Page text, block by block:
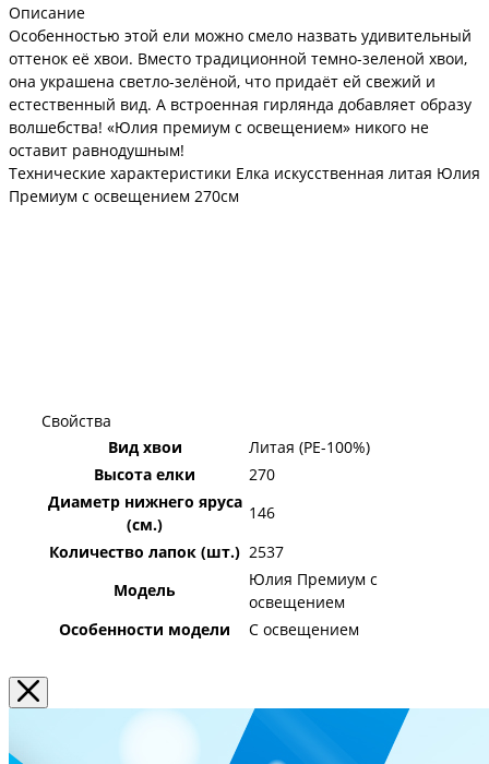
Описание
Особенностью этой ели можно смело назвать удивительный
оттенок её хвои. Вместо традиционной темно-зеленой хвои,
она украшена светло-зелёной, что придаёт ей свежий и
естественный вид. А встроенная гирлянда добавляет образу
волшебства! «Юлия премиум с освещением» никого не
оставит равнодушным!
Технические характеристики Елка искусственная литая Юлия
Премиум с освещением 270см
Свойства
Вид хвои
Литая (PE-100%)
Высота елки
270
Диаметр нижнего яруса
(см.)
146
Количество лапок (шт.) 2537
Модель
Юлия Премиум с
освещением
Особенности модели
С освещением